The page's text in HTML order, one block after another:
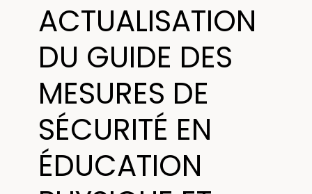
ACTUALISATION
DU GUIDE DES
MESURES DE
SÉCURITÉ EN
ÉDUCATION